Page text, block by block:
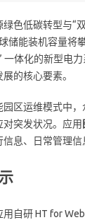
绿色低碳转型与“
储能装机容量将
一体化的新型电
的核心要素。
园区运维模式中
对突发状况。应用
信息、日常管理
用自研 HT for